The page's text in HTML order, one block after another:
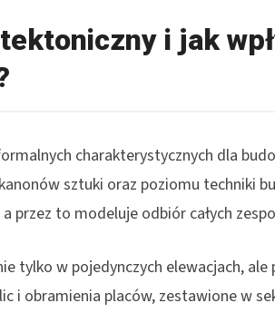
i jak
charakterystycznych dla
sztuki oraz poziomu techniki
przez to modeluje odbiór całych
tylko w pojedynczych elewacjach, ale
i obramienia placów, zestawione w